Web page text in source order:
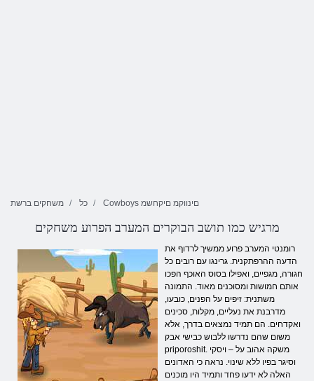
משחקים ברשת כל Cowboys םינווקמ םיקחשמ
מרגיש כמו תושב הבוקרים המערב הפרוע משחקים
רומנטי המערב פרוע ממשיך לרדוף את
הדעה ההרפתקנית. גרינגו עם רובים כל
חגורה, מגפיים, ואפילו בסוס האוכף הפכו
אותם חמושות ומסוכנים מאוד. התמונה
משתנית: זיפים על הפנים, כובעו,
מדרבנת את נעליים, מקלות, סכינים
ואקדחים. הם תמיד נמצאים בדרך, אלא
משום שהם נדרשו ללבוש כבישי אבק
priporoshit. משקה אהוב על – ויסקי
וסיגר בפיו ללא שינוי. נראה כי האדונים
האלה לא ידעו פחד ותמיד היו מוכנים